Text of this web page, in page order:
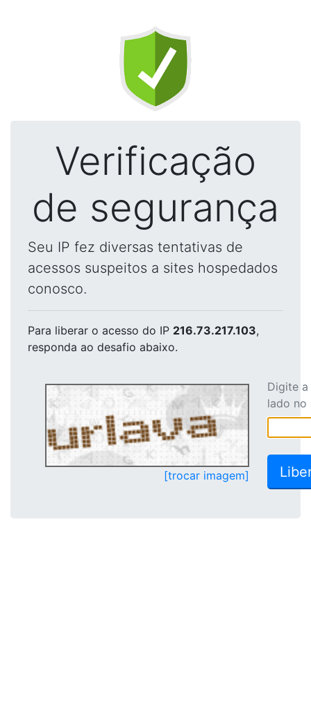
Verificação
de segurança
Seu IP fez diversas tentativas de
acessos suspeitos a sites hospedados
conosco.
Para liberar o acesso do IP 216.73.217.103,
responda ao desafio abaixo.
[trocar imagem]
Digite
lado no